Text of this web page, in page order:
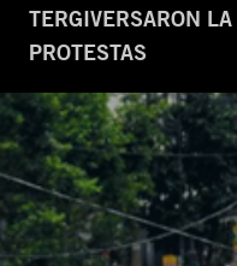
TERGIVERSARON
PROTESTAS